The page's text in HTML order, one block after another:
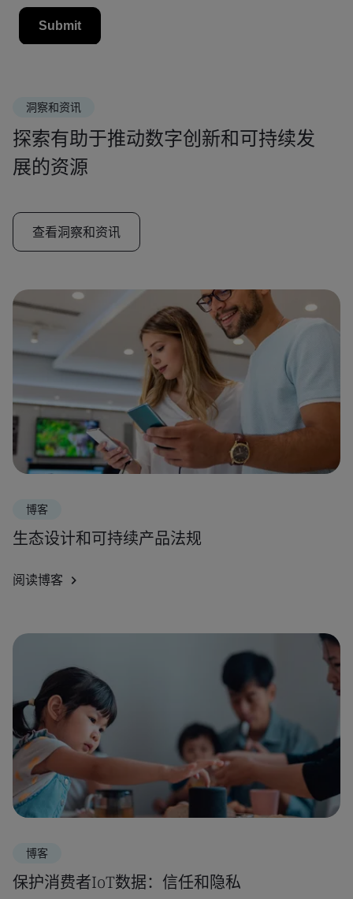
洞察和资讯
探索有助于推动数字创新和可持续发
展的资源
查看洞察和资讯
博客
生态设计和可持续产品法规
阅读博客
博客
保护消费者IoT数据：信任和隐私